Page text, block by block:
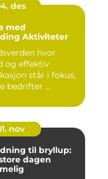
des
med
Aktiviteter
hvor
og effektiv
står i fokus,
bedrifter ...
nov
til bryllup:
dagen